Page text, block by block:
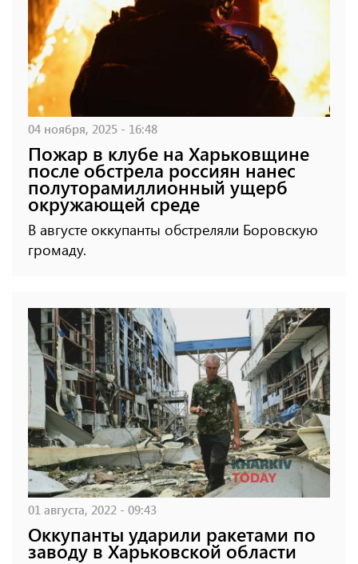
04 ноября, 2025 - 16:48
Пожар в клубе на Харьковщине
после обстрела россиян нанес
полуторамиллионный ущерб
окружающей среде
В августе оккупанты обстреляли Боровскую
громаду.
01 августа, 2022 - 09:43
Оккупанты ударили ракетами по
заводу в Харьковской области